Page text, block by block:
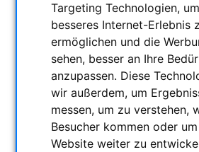
Targeting Technologien,
besseres Internet-Erlebnis
ermöglichen und die
sehen, besser an Ihre
anzupassen. Diese
wir außerdem, um
messen, um zu verstehen,
Besucher kommen oder
Website weiter zu
NACHTSICHTGERÄTE ,
ENTFERNUNGSMESSER
AKTUELLE ANGEBOTE
ASTROPROFESSIONAL
SECONDHAND & LAGERBESTAND
APM PRODUKTE